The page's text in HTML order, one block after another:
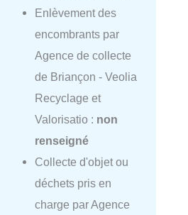
Enlèvement des
encombrants par
Agence de collecte
de Briançon - Veolia
Recyclage et
Valorisatio : non
renseigné
Collecte d'objet ou
déchets pris en
charge par Agence